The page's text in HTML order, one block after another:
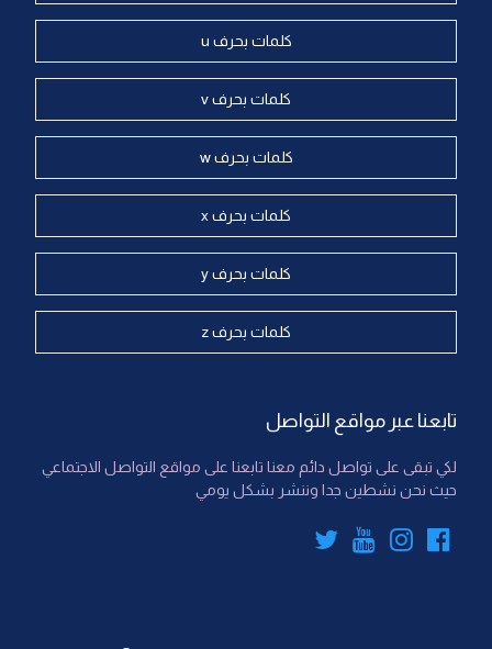
كلمات بحرف u
كلمات بحرف v
كلمات بحرف w
كلمات بحرف x
كلمات بحرف y
كلمات بحرف z
تابعنا عبر مواقع التواصل
لكي تبقى على تواصل دائم معنا تابعنا على مواقع التواصل الاجتماعي
حيث نحن نشطين جدا وننشر بشكل يومي